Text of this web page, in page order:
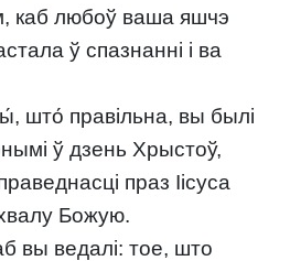
каб любоў ваша яшчэ
ў спазнанні і ва
што́ правільна, вы былі
ў дзень Хрыстоў,
праз Іісуса
Божую.
вы ведалі: тое, што